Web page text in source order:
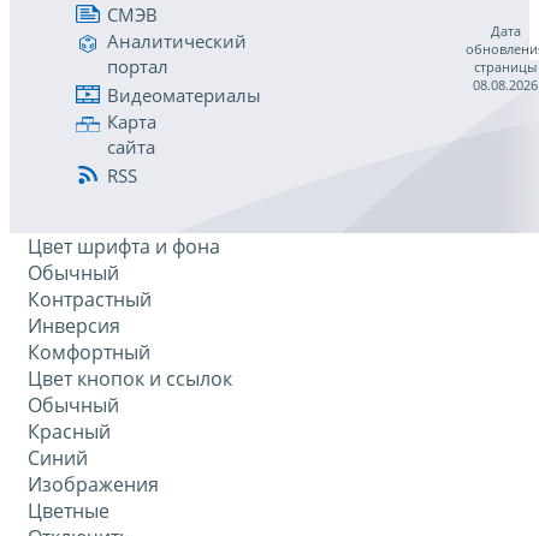
СМЭВ
Аналитический
портал
Видеоматериалы
Карта
сайта
RSS
Дата
страницы
08.08.2026
Цвет шрифта и фона
Обычный
Контрастный
Инверсия
Комфортный
Цвет кнопок и ссылок
Обычный
Красный
Синий
Изображения
Цветные